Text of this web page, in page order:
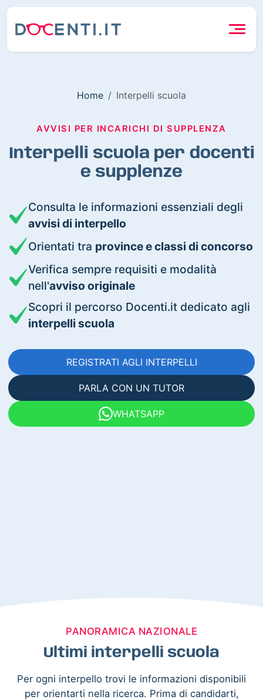
Home Interpelli scuola
AVVISI PER INCARICHI DI SUPPLENZA
Interpelli scuola per docenti
e supplenze
Consulta le informazioni essenziali degli
avvisi di interpello
Orientati tra province e classi di concorso
Verifica sempre requisiti e modalità
nell'avviso originale
Scopri il percorso Docenti.it dedicato agli
interpelli scuola
REGISTRATI AGLI INTERPELLI
PARLA CON UN TUTOR
WHATSAPP
PANORAMICA NAZIONALE
Ultimi interpelli scuola
Per ogni interpello trovi le informazioni disponibili
per orientarti nella ricerca. Prima di candidarti,